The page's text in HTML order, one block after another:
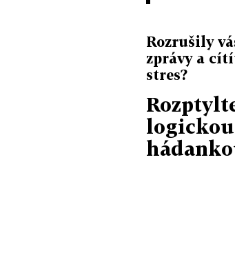
Rozrušily
zprávy a
stres?
logickou